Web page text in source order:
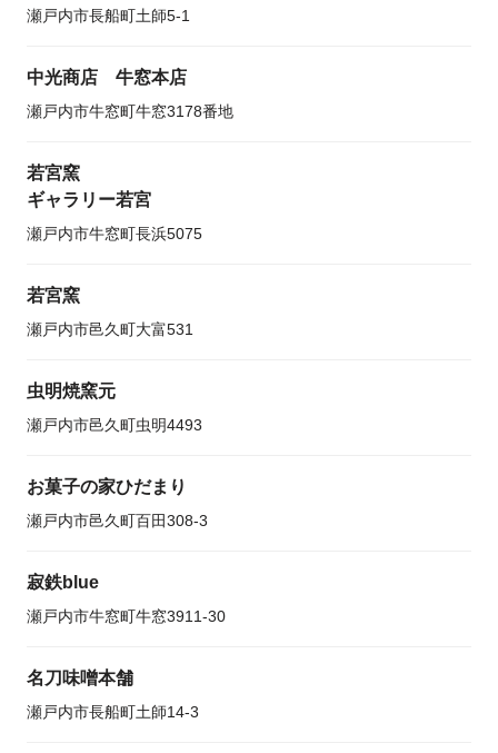
瀬戸内市長船町土師5-1
中光商店 牛窓本店
瀬戸内市牛窓町牛窓3178番地
若宮窯
ギャラリー若宮
瀬戸内市牛窓町長浜5075
若宮窯
瀬戸内市邑久町大富531
虫明焼窯元
瀬戸内市邑久町虫明4493
お菓子の家ひだまり
瀬戸内市邑久町百田308-3
寂鉄blue
瀬戸内市牛窓町牛窓3911-30
名刀味噌本舗
瀬戸内市長船町土師14-3